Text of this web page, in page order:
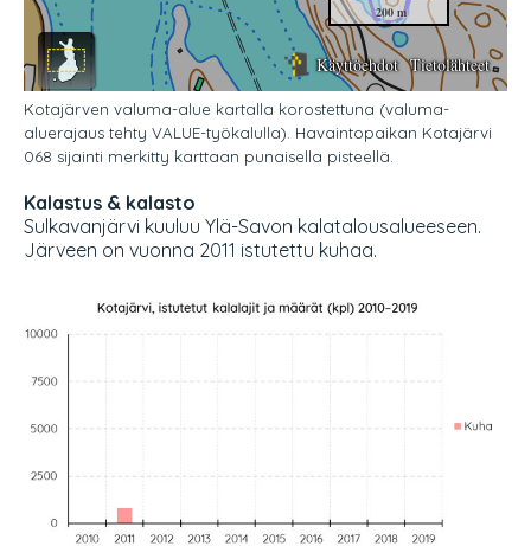
Kotajärven valuma-alue kartalla korostettuna (valuma-
aluerajaus tehty VALUE-työkalulla). Havaintopaikan Kotajärvi
068 sijainti merkitty karttaan punaisella pisteellä.
Kalastus & kalasto
Sulkavanjärvi kuuluu Ylä-Savon kalatalousalueeseen.
Järveen on vuonna 2011 istutettu kuhaa.